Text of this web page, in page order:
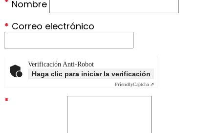
Nombre
Correo electrónico
*
Verificación Anti-Robot
Haga clic para iniciar la verificación
FriendlyCaptcha ⇗
*